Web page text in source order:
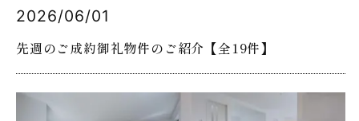
2026/06/01
先週のご成約御礼物件のご紹介【全19件】